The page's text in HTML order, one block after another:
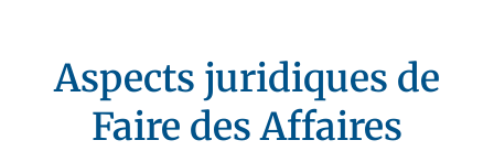
Aspects juridiques de
Faire des Affaires